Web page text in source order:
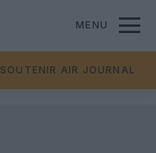
MENU
SOUTENIR AIR JOURNAL